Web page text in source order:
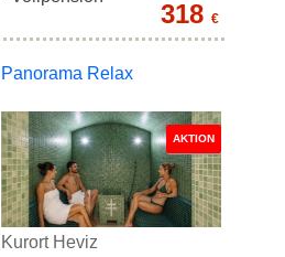
318 €
Panorama Relax
AKTION
Kurort Heviz